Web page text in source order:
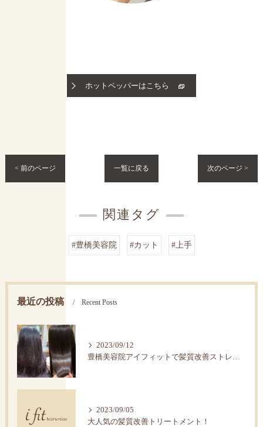
ホットペッパーはこちら
< 前のページ 一覧に戻る 次のページ >
関連タグ
#豊橋美容院 #カット #上手
最近の投稿 Recent Posts
2023/09/12
豊橋美容院アイフィットで髪質改善ストレートで艶髪へ。
2023/09/05
大人気の髪質改善トリートメント！